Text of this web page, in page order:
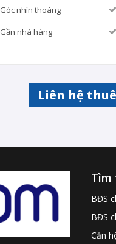
Góc nhìn thoáng
Gần nhà hàng
Liên hệ
Tìm
BĐS
BĐS
Căn